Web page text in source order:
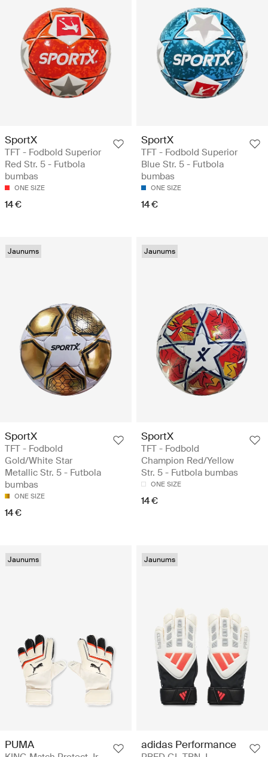
SportX
TFT - Fodbold Superior
Red Str. 5 - Futbola
bumbas
ONE SIZE
14 €
SportX
TFT - Fodbold Superior
Blue Str. 5 - Futbola
bumbas
ONE SIZE
14 €
Jaunums
SportX
TFT - Fodbold
Gold/White Star
Metallic Str. 5 - Futbola
bumbas
ONE SIZE
14 €
Jaunums
SportX
TFT - Fodbold
Champion Red/Yellow
Str. 5 - Futbola bumbas
ONE SIZE
14 €
Jaunums
PUMA
Jaunums
adidas Performance